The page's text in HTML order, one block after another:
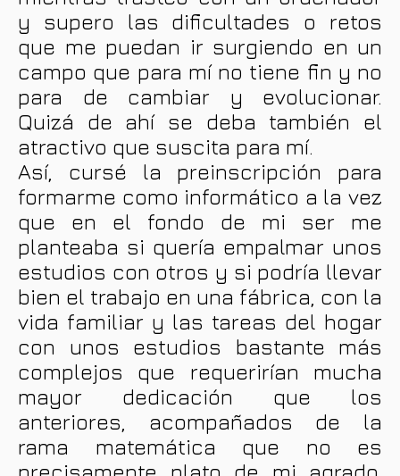
y supero las dificultades o retos
que me puedan ir surgiendo en un
campo que para mí no tiene fin y no
para de cambiar y evolucionar.
Quizá de ahí se deba también el
atractivo que suscita para mí.
Así, cursé la preinscripción para
formarme como informático a la vez
que en el fondo de mi ser me
planteaba si quería empalmar unos
estudios con otros y si podría llevar
bien el trabajo en una fábrica, con la
vida familiar y las tareas del hogar
con unos estudios bastante más
complejos que requerirían mucha
mayor dedicación que los
anteriores, acompañados de la
rama matemática que no es